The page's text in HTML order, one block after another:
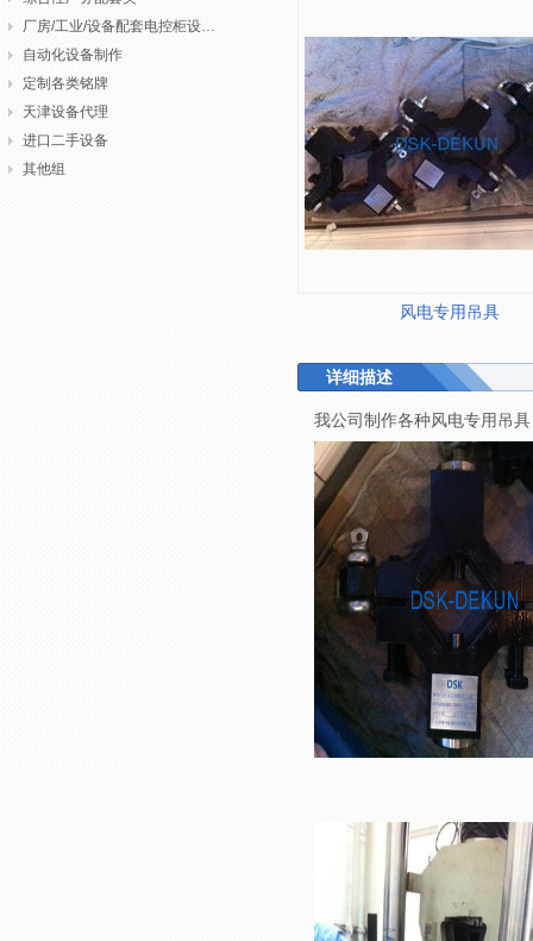
厂房/工业/设备配套电控柜设计制作调试
自动化设备制作
定制各类铭牌
天津设备代理
进口二手设备
其他组
风电专用吊具
详细描述
我公司制作各种风电专用吊